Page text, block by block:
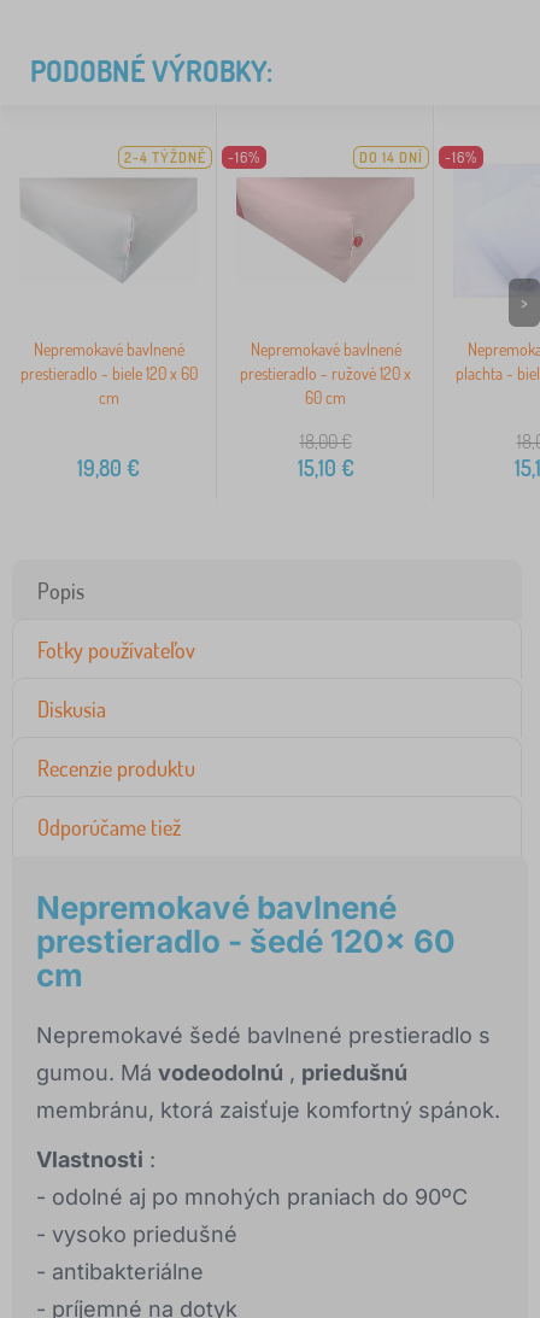
PODOBNÉ VÝROBKY:
2-4 TÝŽDNĚ
Nepremokavé bavlnené
prestieradlo - biele 120 x 60
cm
19,80 €
-16% DO 14 DNÍ
Nepremokavé bavlnené
prestieradlo - ružové 120 x
60 cm
18,00€
15,10 €
-16%
plachta -
>
Popis
Fotky používateľov
Diskusia
Recenzie produktu
Odporúčame tiež
Nepremokavé bavlnené
prestieradlo - šedé 120x 60
cm
Nepremokavé šedé bavlnené prestieradlo s
gumou. Má vodeodolnú , priedušnú
membránu, ktorá zaisťuje komfortný spánok.
Vlastnosti :
- odolné aj po mnohých praniach do 90ºC
- vysoko priedušné
- antibakteriálne
- príjemné na dotyk